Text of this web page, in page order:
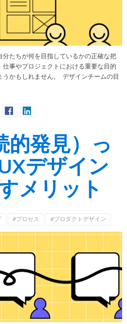
分たちが何を目指しているかの正確な把
事やプロジェクトにおける重要な目的
かもしれません。 デザインチームの目
的発見）っ
デザイン
メリット
#プロセス #プロダクトデザイン